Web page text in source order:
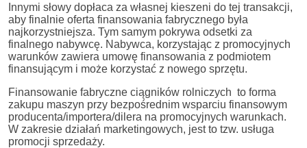
Innymi słowy dopłaca za własnej kieszeni do tej transakcji,
aby finalnie oferta finansowania fabrycznego była
najkorzystniejsza. Tym samym pokrywa odsetki za
finalnego nabywcę. Nabywca, korzystając z promocyjnych
warunków zawiera umowę finansowania z podmiotem
finansującym i może korzystać z nowego sprzętu.
Finansowanie fabryczne ciągników rolniczych to forma
zakupu maszyn przy bezpośrednim wsparciu finansowym
producenta/importera/dilera na promocyjnych warunkach.
W zakresie działań marketingowych, jest to tzw. usługa
promocji sprzedaży.